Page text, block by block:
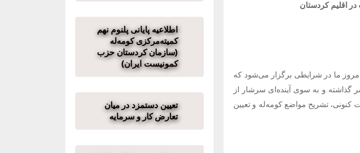
اقلیم کردستان
ما در شرایطی برگزار می‌شود که
و به سوی آینده‌ای سرشار از
تشریح مواضع کومە‌له و تعیین
اطلاعیە پایانی پلنوم نهم
کمیتەمرکزی کومەلە
(سازمان کردستان حزب
کمونیست ایران)
تعیین دستمزد در میان
تعارض کار و سرمایه